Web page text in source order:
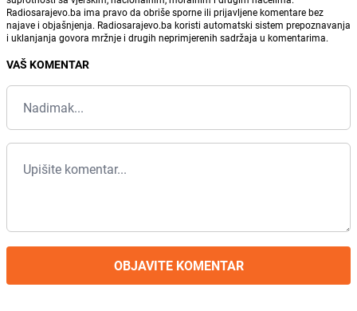
Radiosarajevo.ba ima pravo da obriše sporne ili prijavljene komentare bez
najave i objašnjenja. Radiosarajevo.ba koristi automatski sistem prepoznavanja
i uklanjanja govora mržnje i drugih neprimjerenih sadržaja u komentarima.
VAŠ KOMENTAR
OBJAVITE KOMENTAR